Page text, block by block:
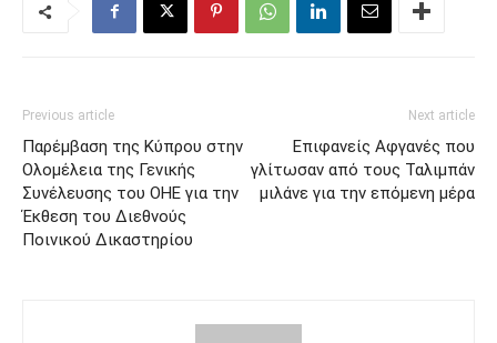
Previous article
Παρέμβαση της Κύπρου στην
Ολομέλεια της Γενικής
Συνέλευσης του ΟΗΕ για την
Έκθεση του Διεθνούς
Ποινικού Δικαστηρίου
Next article
Επιφανείς Αφγανές που
γλίτωσαν από τους Ταλιμπάν
μιλάνε για την επόμενη μέρα